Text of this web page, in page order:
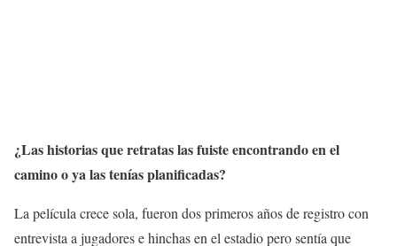
¿Las historias que retratas las fuiste encontrando en el
camino o ya las tenías planificadas?
La película crece sola, fueron dos primeros años de registro con
entrevista a jugadores e hinchas en el estadio pero sentía que